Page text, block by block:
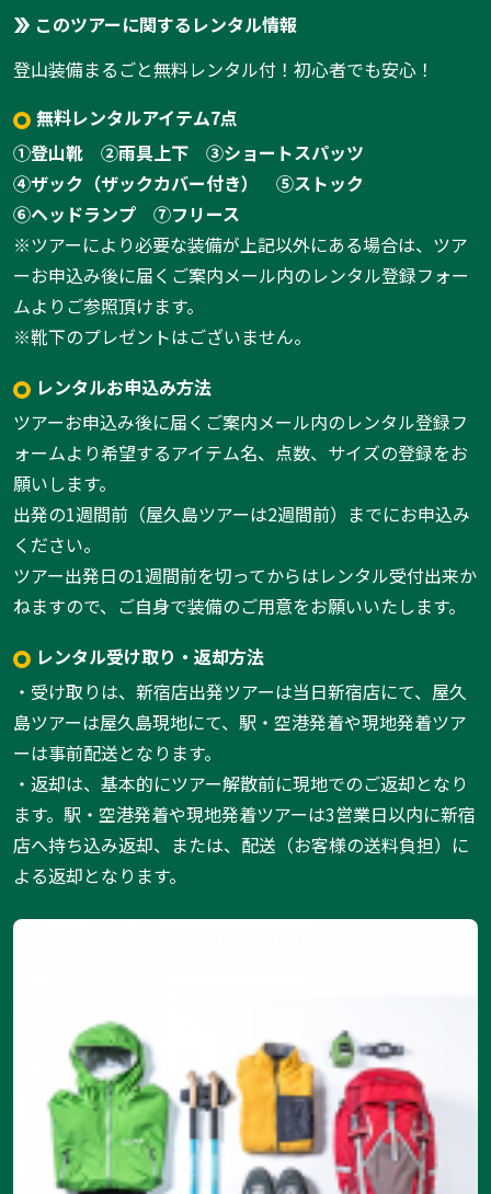
このツアーに関するレンタル情報
登山装備まるごと無料レンタル付！初心者でも安心！
無料レンタルアイテム7点
①登山靴
②雨具上下
③ショートスパッツ
④ザック（ザックカバー付き）
⑤ストック
⑥ヘッドランプ
⑦フリース
※ツアーにより必要な装備が上記以外にある場合は、ツア
ーお申込み後に届くご案内メール内のレンタル登録フォー
ムよりご参照頂けます。
※靴下のプレゼントはございません。
レンタルお申込み方法
ツアーお申込み後に届くご案内メール内のレンタル登録フ
ォームより希望するアイテム名、点数、サイズの登録をお
願いします。
出発の1週間前（屋久島ツアーは2週間前）までにお申込み
ください。
ツアー出発日の1週間前を切ってからはレンタル受付出来か
ねますので、ご自身で装備のご用意をお願いいたします。
レンタル受け取り・返却方法
・受け取りは、新宿店出発ツアーは当日新宿店にて、屋久
島ツアーは屋久島現地にて、駅・空港発着や現地発着ツア
ーは事前配送となります。
・返却は、基本的にツアー解散前に現地でのご返却となり
ます。駅・空港発着や現地発着ツアーは3営業日以内に新宿
店へ持ち込み返却、または、配送（お客様の送料負担）に
よる返却となります。